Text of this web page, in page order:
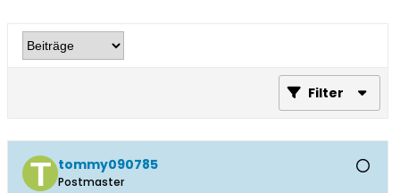
Filter
tommy090785
Postmaster